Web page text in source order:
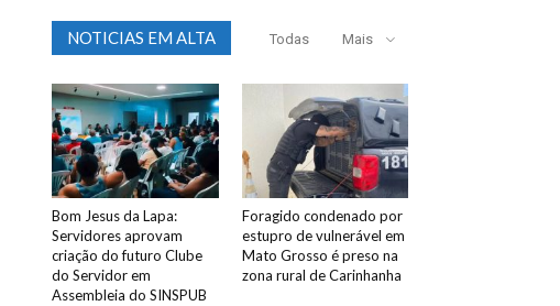
NOTICIAS EM ALTA Todas Mais
Bom Jesus da Lapa:
Servidores aprovam
criação do futuro Clube
do Servidor em
Assembleia do SINSPUB
Foragido condenado por
estupro de vulnerável em
Mato Grosso é preso na
zona rural de Carinhanha